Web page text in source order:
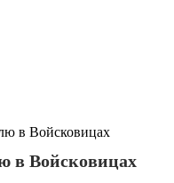
в Войсковицах
в Войсковицах